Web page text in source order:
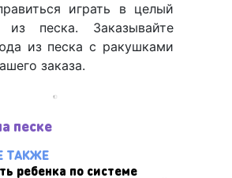
играть в целый
из песка. Заказывайте
из песка с ракушками
заказа.
песке
ТАКЖЕ
ребенка по системе